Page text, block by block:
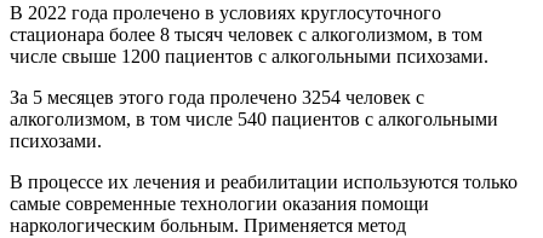
В 2022 года пролечено в условиях круглосуточного
стационара более 8 тысяч человек с алкоголизмом, в том
числе свыше 1200 пациентов с алкогольными психозами.
За 5 месяцев этого года пролечено 3254 человек с
алкоголизмом, в том числе 540 пациентов с алкогольными
психозами.
В процессе их лечения и реабилитации используются только
самые современные технологии оказания помощи
наркологическим больным. Применяется метод